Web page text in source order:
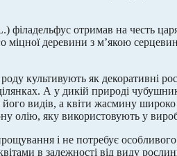
філадельфус отримав на честь
міцної деревини з м’якою
культивують як декоративні
А у дикій природі
його видів, а квіти жасмину
олію, яку використовують у
і не потребує
в залежності від виду